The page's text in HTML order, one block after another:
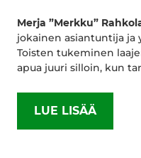
Merja ”Merkku”
jokainen asiantuntija ja
Toisten tukeminen
apua juuri silloin, kun
LUE LISÄÄ